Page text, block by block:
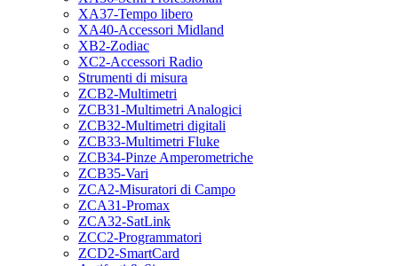
XA37-Tempo libero
XA40-Accessori Midland
XB2-Zodiac
XC2-Accessori Radio
Strumenti di misura
ZCB2-Multimetri
ZCB31-Multimetri Analogici
ZCB32-Multimetri digitali
ZCB33-Multimetri Fluke
ZCB34-Pinze Amperometriche
ZCB35-Vari
ZCA2-Misuratori di Campo
ZCA31-Promax
ZCA32-SatLink
ZCC2-Programmatori
ZCD2-SmartCard